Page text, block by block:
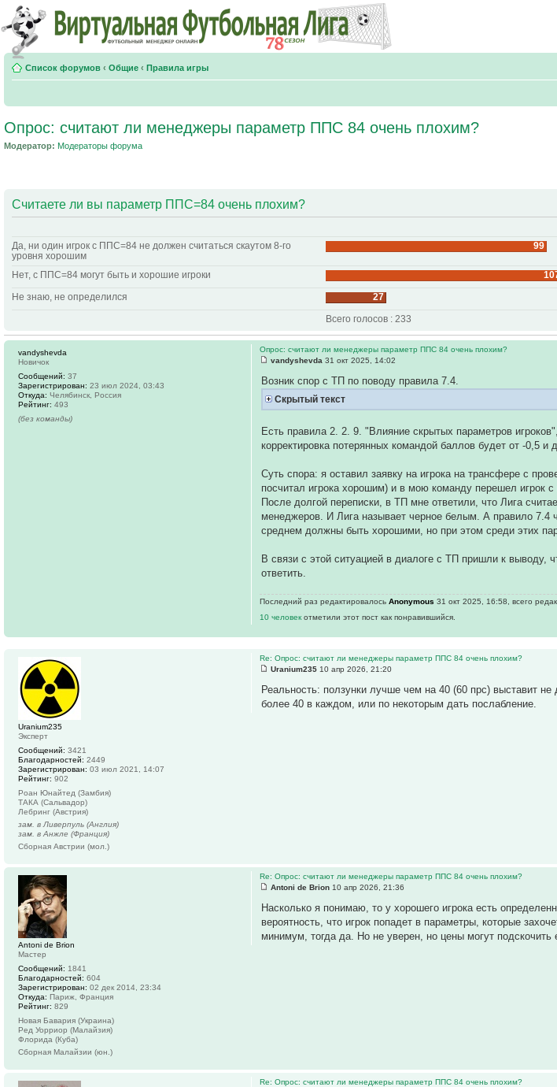
Список форумов ‹ Общие ‹ Правила игры
Опрос: считают ли менеджеры параметр ППС 84 очень плохим?
Модератор: Модераторы форума
Считаете ли вы параметр ППС=84 очень плохим?
Да, ни один игрок с ППС=84 не должен считаться скаутом 8-го
уровня хорошим
99
Нет, с ППС=84 могут быть и хорошие игроки
Не знаю, не определился
27
Всего голосов : 233
Опрос: считают ли менеджеры параметр ППС 84 очень плохим?
vandyshevda 31 окт 2025, 14:02
Возник спор с ТП по поводу правила 7.4.
Скрытый текст
Есть правила 2. 2. 9. "Влияние скрытых параметров
корректировка потерянных командой баллов будет от -0,5 и
Суть спора: я оставил заявку на игрока на трансфере с
посчитал игрока хорошим) и в мою команду перешел игрок
После долгой переписки, в ТП мне ответили, что Лига
менеджеров. И Лига называет черное белым. А правило 7.4
среднем должны быть хорошими, но при этом среди этих
В связи с этой ситуацией в диалоге с ТП пришли к
ответить.
Последний раз редактировалосьAnonymous 31 окт 2025, 16:58, всего
10 человекотметили этот пост как понравившийся.
vandyshevda
Новичок
Сообщений: 37
Зарегистрирован: 23 июл 2024, 03:43
Откуда: Челябинск, Россия
Рейтинг: 493
(без команды)
Re: Опрос: считают ли менеджеры параметр ППС 84 очень плохим?
Uranium235 10 апр 2026, 21:20
Реальность: ползунки лучше чем на 40 (60 прс) выставит
более 40 в каждом, или по некоторым дать послабление.
Uranium235
Эксперт
Сообщений: 3421
Благодарностей: 2449
Зарегистрирован: 03 июл 2021, 14:07
Рейтинг: 902
Роан Юнайтед (Замбия)
ТАКА (Сальвадор)
Лебринг (Австрия)
зам. в Ливерпуль (Англия)
зам. в Анжле (Франция)
Сборная Австрии (мол.)
Re: Опрос: считают ли менеджеры параметр ППС 84 очень плохим?
Antoni de Brion 10 апр 2026, 21:36
Насколько я понимаю, то у хорошего игрока есть
вероятность, что игрок попадет в параметры, которые
минимум, тогда да. Но не уверен, но цены могут
Antoni de Brion
Мастер
Сообщений: 1841
Благодарностей: 604
Зарегистрирован: 02 дек 2014, 23:34
Откуда: Париж, Франция
Рейтинг: 829
Новая Бавария (Украина)
Ред Уорриор (Малайзия)
Флорида (Куба)
Сборная Малайзии (юн.)
Re: Опрос: считают ли менеджеры параметр ППС 84 очень плохим?